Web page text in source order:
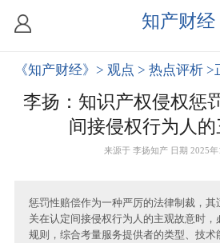
知产财经
《知产财经》 > 观点 > 热点评析 >
李扬：知识产权侵权惩
间接侵权行为人
来源于 李扬知产 日期 2025年
惩罚性赔偿作为一种严厉的法律制裁，其
关在认定间接侵权行为人的主观故意时，
规则，综合考量服务提供者的类型、技术